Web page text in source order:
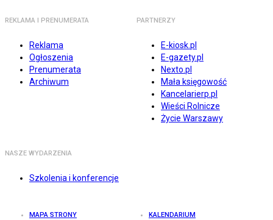
REKLAMA I PRENUMERATA
Reklama
Ogłoszenia
Prenumerata
Archiwum
PARTNERZY
E-kiosk.pl
E-gazety.pl
Nexto.pl
Mała księgowość
Kancelarierp.pl
Wieści Rolnicze
Życie Warszawy
NASZE WYDARZENIA
Szkolenia i konferencje
MAPA STRONY KALENDARIUM